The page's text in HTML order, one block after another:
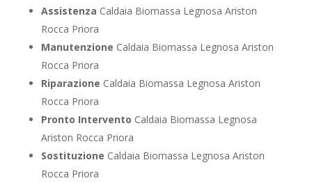
Assistenza Caldaia Biomassa Legnosa Ariston
Rocca Priora
Manutenzione Caldaia Biomassa Legnosa Ariston
Rocca Priora
Riparazione Caldaia Biomassa Legnosa Ariston
Rocca Priora
Pronto Intervento Caldaia Biomassa Legnosa
Ariston Rocca Priora
Sostituzione Caldaia Biomassa Legnosa Ariston
Rocca Priora